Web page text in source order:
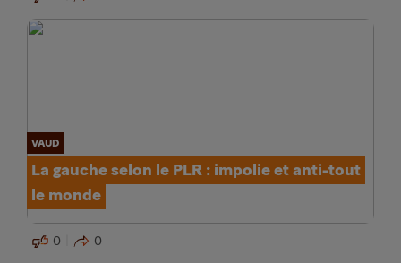
VAUD
La gauche selon le PLR : impolie et anti-tout
le monde
0 0